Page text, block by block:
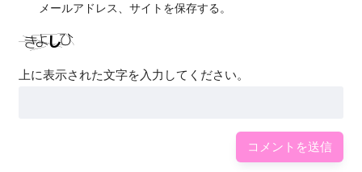
メールアドレス、サイトを保存する。
上に表示された文字を入力してください。